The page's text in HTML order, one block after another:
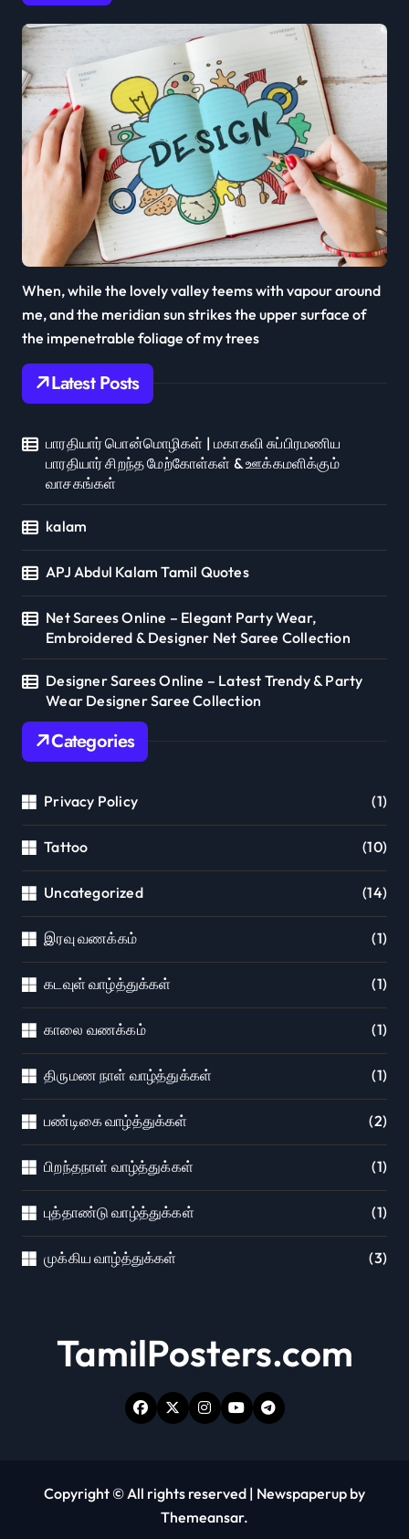
When, while the lovely valley teems with vapour around
me, and the meridian sun strikes the upper surface of
the impenetrable foliage of my trees
Latest Posts
பாரதியார் பொன்மொழிகள் | மகாகவி சுப்பிரமணிய
பாரதியார் சிறந்த மேற்கோள்கள் & ஊக்கமளிக்கும்
வாசகங்கள்
kalam
APJ Abdul Kalam Tamil Quotes
Net Sarees Online – Elegant Party Wear,
Embroidered & Designer Net Saree Collection
Designer Sarees Online – Latest Trendy & Party
Wear Designer Saree Collection
Categories
Privacy Policy (1)
Tattoo (10)
Uncategorized (14)
இரவு வணக்கம் (1)
கடவுள் வாழ்த்துக்கள் (1)
காலை வணக்கம் (1)
திருமண நாள் வாழ்த்துக்கள் (1)
பண்டிகை வாழ்த்துக்கள் (2)
பிறந்தநாள் வாழ்த்துக்கள் (1)
புத்தாண்டு வாழ்த்துக்கள் (1)
முக்கிய வாழ்த்துக்கள் (3)
TamilPosters.com
Copyright © All rights reserved | Newspaperup by
Themeansar.